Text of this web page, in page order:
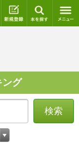
ログイン 新規登録
ング
検索